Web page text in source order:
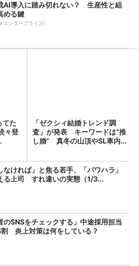
AI導入に踏み切れない？ 生産性と組
める鍵
エンタープライズ)
てた
々登
「ゼクシィ結婚トレンド調
査」が発表 キーワードは“推
し婚” 真冬の山頂やSL車内...
なければ」と焦る若手、「パワハラ」
る上司 すれ違いの実態（1/3...
のSNSをチェックする」中途採用担当
炎上対策は何をしている？